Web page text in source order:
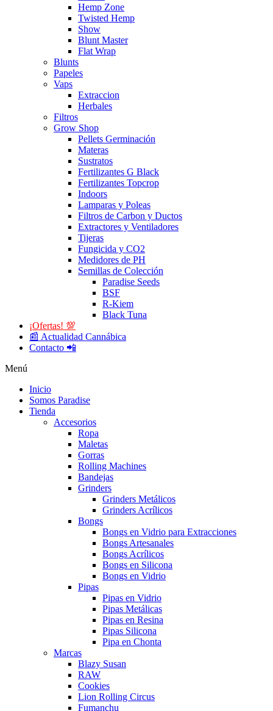
Hemp Zone
Twisted Hemp
Show
Blunt Master
Flat Wrap
Blunts
Papeles
Vaps
Extraccion
Herbales
Filtros
Grow Shop
Pellets Germinación
Materas
Sustratos
Fertilizantes G Black
Fertilizantes Topcrop
Indoors
Lamparas y Poleas
Filtros de Carbon y Ductos
Extractores y Ventiladores
Tijeras
Fungicida y CO2
Medidores de PH
Semillas de Colección
Paradise Seeds
BSF
R-Kiem
Black Tuna
¡Ofertas! 💯
📰 Actualidad Cannábica
Contacto 📲
Menú
Inicio
Somos Paradise
Tienda
Accesorios
Ropa
Maletas
Gorras
Rolling Machines
Bandejas
Grinders
Grinders Metálicos
Grinders Acrílicos
Bongs
Bongs en Vidrio para Extracciones
Bongs Artesanales
Bongs Acrílicos
Bongs en Silicona
Bongs en Vidrio
Pipas
Pipas en Vidrio
Pipas Metálicas
Pipas en Resina
Pipas Silicona
Pipa en Chonta
Marcas
Blazy Susan
RAW
Cookies
Lion Rolling Circus
Fumanchu